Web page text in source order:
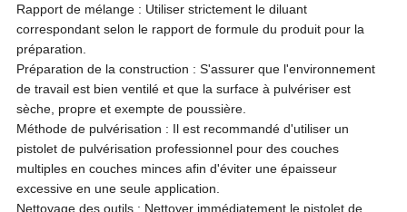
Rapport de mélange : Utiliser strictement le diluant
correspondant selon le rapport de formule du produit pour la
préparation.
Préparation de la construction : S'assurer que l'environnement
de travail est bien ventilé et que la surface à pulvériser est
sèche, propre et exempte de poussière.
Méthode de pulvérisation : Il est recommandé d'utiliser un
pistolet de pulvérisation professionnel pour des couches
multiples en couches minces afin d'éviter une épaisseur
excessive en une seule application.
Nettoyage des outils : Nettoyer immédiatement le pistolet de